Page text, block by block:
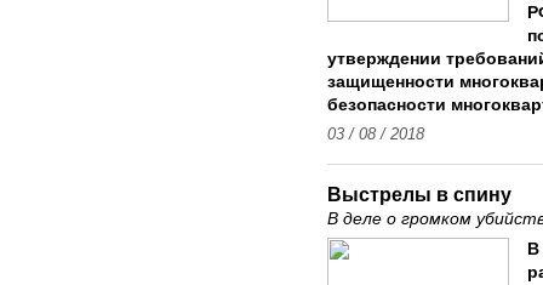
утверждении
защищенности
безопасности
03 / 08 / 2018
Выстрелы в спину
В деле о громком